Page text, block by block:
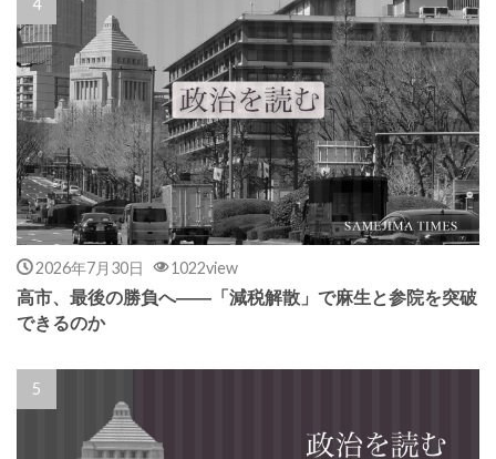
2026年7月30日 1022view
高市、最後の勝負へ――「減税解散」で麻生と参院を突破
できるのか